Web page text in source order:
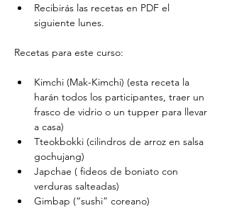
Recibirás las recetas en PDF el
siguiente lunes.
Recetas para este curso:
Kimchi (Mak-Kimchi) (esta receta la
harán todos los participantes, traer un
frasco de vidrio o un tupper para llevar
a casa)
Tteokbokki (cilindros de arroz en salsa
gochujang)
Japchae ( fideos de boniato con
verduras salteadas)
Gimbap (“sushi” coreano)